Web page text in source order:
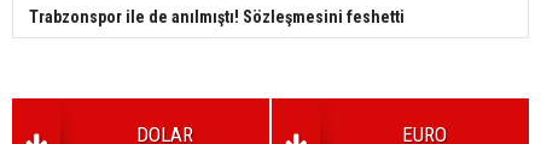
Trabzonspor ile de anılmıştı! Sözleşmesini feshetti
DOLAR EURO